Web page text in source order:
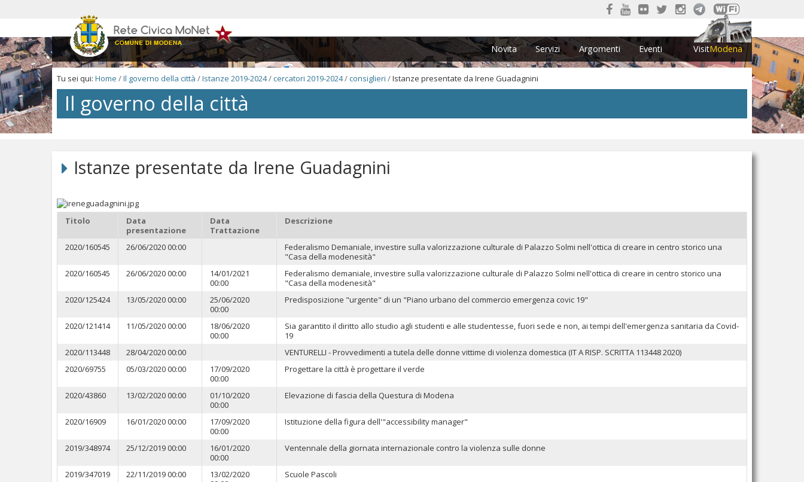
|
Salta
alla
navigazione
Novita Servizi Argomenti Eventi VisitModena
Tu sei qui: Home /Il governo della città /Istanze 2019-2024/cercatori 2019-2024/consiglieri /Istanze presentate da Irene Guadagnini
Il governo della città
Salta
navigazione
Istanze presentate da Irene Guadagnini
Titolo
Data
presentazione
Data
Trattazione
Descrizione
2020/160545 26/06/2020 00:00
Federalismo Demaniale, investire sulla valorizzazione culturale di Palazzo Solmi nell'ottica di creare in centro storico una
"Casa della modenesità"
2020/160545
26/06/2020 00:00
14/01/2021
00:00
Federalismo demaniale, investire sulla valorizzazione culturale di Palazzo Solmi nell'ottica di creare in centro storico una
"Casa della modenesità"
2020/125424
13/05/2020 00:00
25/06/2020
00:00
Predisposizione "urgente" di un "Piano urbano del commercio emergenza covic 19"
2020/121414 11/05/2020 00:00
18/06/2020
00:00
Sia garantito il diritto allo studio agli studenti e alle studentesse, fuori sede e non, ai tempi dell'emergenza sanitaria da Covid-
19
2020/113448
28/04/2020 00:00
VENTURELLI - Provvedimenti a tutela delle donne vittime di violenza domestica (IT A RISP. SCRITTA 113448 2020)
2020/69755
05/03/2020 00:00
17/09/2020
00:00
Progettare la città è progettare il verde
2020/43860 13/02/2020 00:00
01/10/2020
00:00
Elevazione di fascia della Questura di Modena
2020/16909 16/01/2020 00:00
17/09/2020
00:00
Istituzione della figura dell'"accessibility manager"
2019/348974 25/12/2019 00:00
16/01/2020
00:00
Ventennale della giornata internazionale contro la violenza sulle donne
2019/347019 22/11/2019 00:00
13/02/2020
Scuole Pascoli